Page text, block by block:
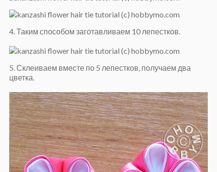
4. Таким способом заготавливаем 10 лепестков.
5. Склеиваем вместе по 5 лепестков, получаем два
цветка.